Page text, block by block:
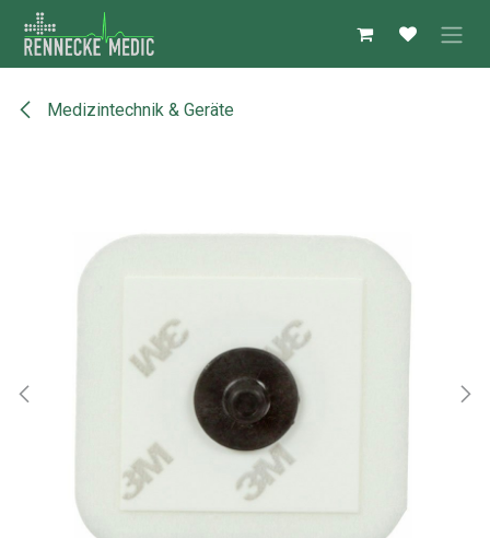
Zum Inhalt springen
Medizintechnik & Geräte